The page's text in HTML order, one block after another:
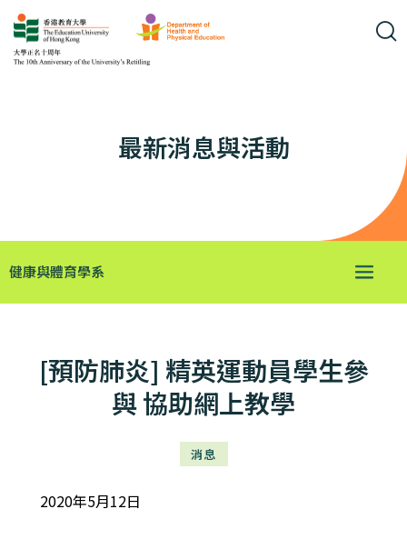
最新消息與活動
健康與體育學系
[預防肺炎] 精英運動員學生參
與 協助網上教學
消息
2020年5月12日